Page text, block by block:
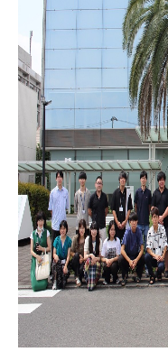
用語集
ニュース
イベント
採用・人材育成
アクセス
お問合せ
ENGLISH